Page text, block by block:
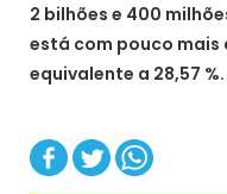
2 bilhões e 400
está com pouco mais
equivalente a 28,57 %.